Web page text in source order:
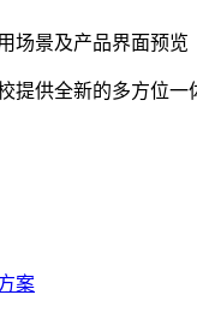
场景及产品界面预览
提供全新的多方位一